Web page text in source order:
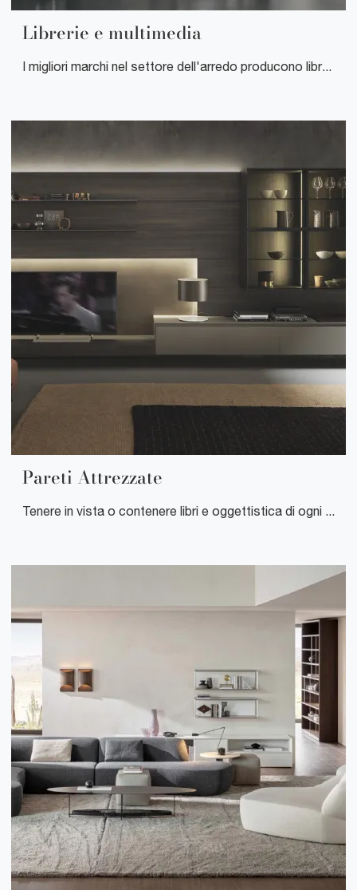
Librerie e multimedia
I migliori marchi nel settore dell'arredo producono librerie di grande fascino, dalle linee sinuose piuttosto che dalle forme semplici, affinchè ognuno si assicuri la scelta ideale per sé.
Pareti Attrezzate